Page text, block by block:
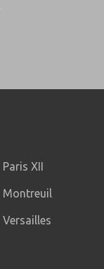
Paris XII
Montreuil
Versailles